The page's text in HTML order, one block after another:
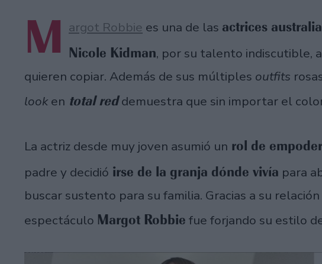
M argot Robbie es una de las actrices
Nicole Kidman, por su talento indiscutible,
quieren copiar. Además de sus múltiples outfits
look en total reddemuestra que sin importar el
La actriz desde muy joven asumió un rol de
padre y decidió irse de la granja dónde vivía para
buscar sustento para su familia. Gracias a su
espectáculo Margot Robbie fue forjando su estilo